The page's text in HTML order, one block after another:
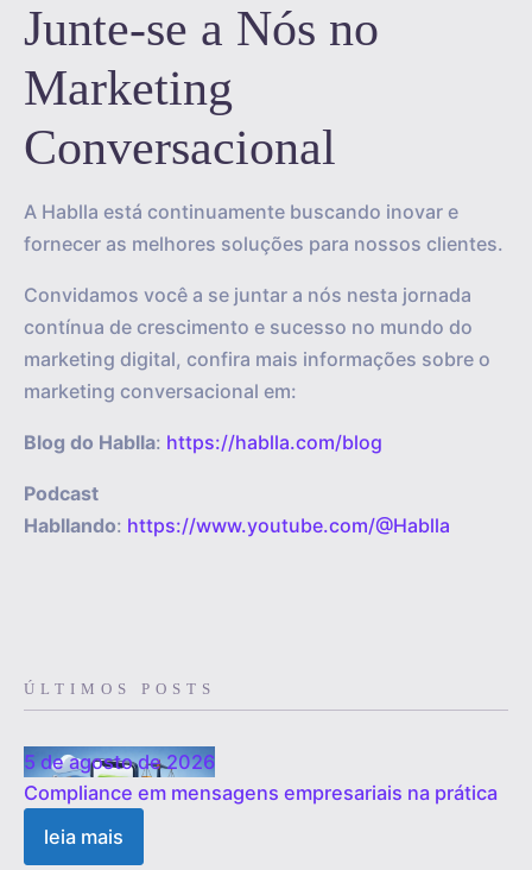
Junte-se a Nós no
Marketing
Conversacional
A Hablla está continuamente buscando inovar e
fornecer as melhores soluções para nossos clientes.
Convidamos você a se juntar a nós nesta jornada
contínua de crescimento e sucesso no mundo do
marketing digital, confira mais informações sobre o
marketing conversacional em:
Blog do Hablla: https://hablla.com/blog
Podcast
Habllando: https://www.youtube.com/@Hablla
ÚLTIMOS POSTS
5 de agosto de 2026
Compliance em mensagens empresariais na prática
leia mais